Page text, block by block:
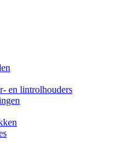
en lintrolhouders